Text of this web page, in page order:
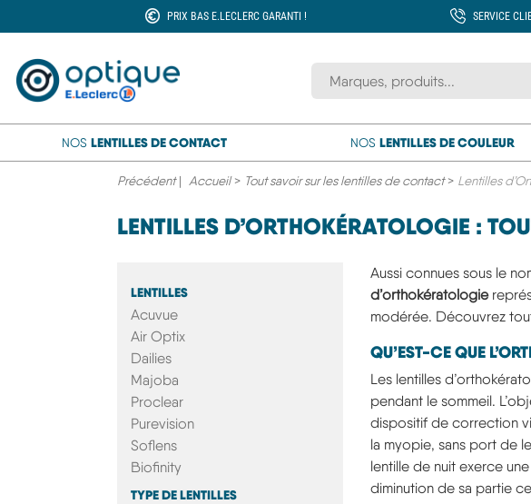
PRIX BAS E.LECLERC GARANTI ! SERVICE
Rechercher une marque ou un
NOSLENTILLES DE CONTACT NOS LENTILLES DE COULEUR
Précédent| Accueil > Tout savoir sur les lentilles de contact > Lentilles
LENTILLES D’ORTHOKÉRATOLOGIE :
LENTILLES
Acuvue
Air Optix
Dailies
Majoba
Proclear
Purevision
Soflens
Biofinity
TYPE DE LENTILLES
Aussi connues sous le
d’orthokératologie
modérée. Découvrez
QU’EST-CE QUE
Les lentilles
pendant le sommeil.
dispositif de correction
la myopie, sans port de
lentille de nuit exerce
diminution de sa partie